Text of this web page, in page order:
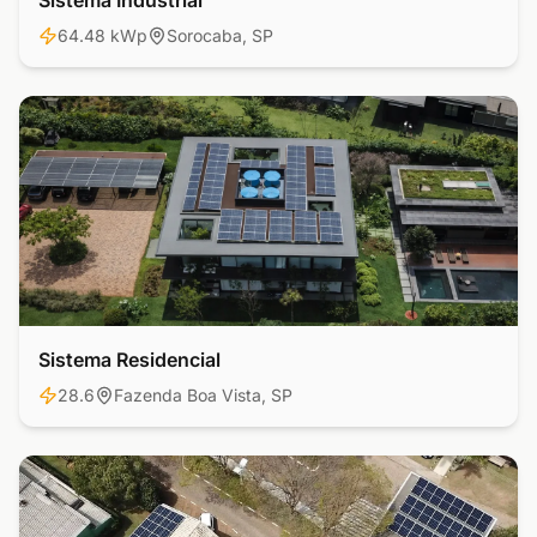
64.48 kWp Sorocaba, SP
Residencial
Sistema Residencial
28.6 Fazenda Boa Vista, SP